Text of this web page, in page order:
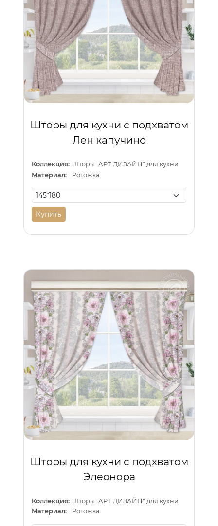
Шторы для кухни с подхватом
Лен капучино
Коллекция: Шторы "АРТ ДИЗАЙН" для кухни
Материал:
Рогожка
Купить
Шторы для кухни с подхватом
Элеонора
Коллекция: Шторы "АРТ ДИЗАЙН" для кухни
Материал:
Рогожка